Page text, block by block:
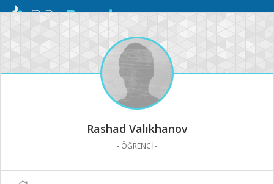
Mobil
Rashad Valıkhanov
- ÖĞRENCİ -